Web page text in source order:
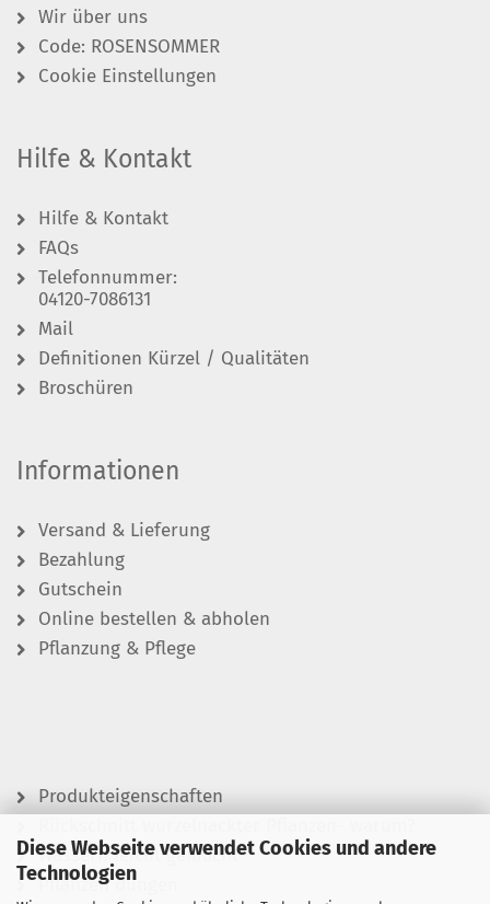
Diese Webseite verwendet Cookies und andere
Technologien
Wir über uns
Code: ROSENSOMMER
Cookie Einstellungen
Hilfe & Kontakt
Hilfe & Kontakt
FAQs
Telefonnummer:
04120-7086131
Mail
Definitionen Kürzel / Qualitäten
Broschüren
Informationen
Versand & Lieferung
Bezahlung
Gutschein
Online bestellen & abholen
Pflanzung & Pflege
Produkteigenschaften
Wässern leicht gemacht
Pflanzen düngen